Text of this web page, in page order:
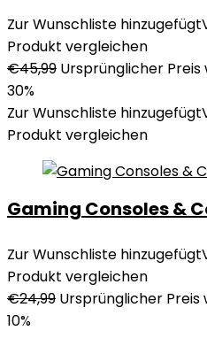
Zur Wunschliste hinzugefügt
Produkt vergleichen
€45,99 Ursprünglicher Preis
30%
Zur Wunschliste hinzugefügt
Produkt vergleichen
Gaming Consoles &
Zur Wunschliste hinzugefügt
Produkt vergleichen
€24,99 Ursprünglicher Preis
10%